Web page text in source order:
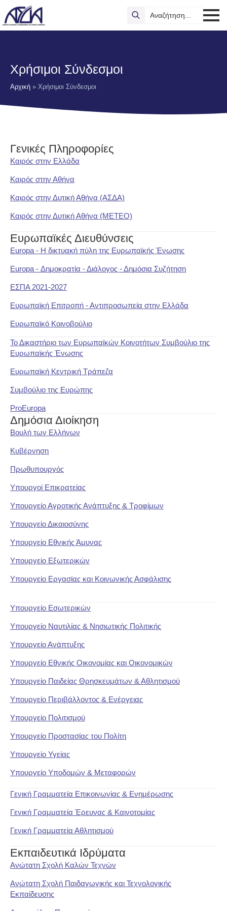
Search
Χρήσιμοι Σύνδεσμοι
Αρχική » Χρήσιμοι Σύνδεσμοι
Γενικές Πληροφορίες
Καιρός στην Ελλάδα
Καιρός στην Αθήνα
Καιρός στην Δυτική Αθήνα (ΑΣΔΑ)
Καιρός στην Δυτική Αθήνα (METEO)
Ευρωπαϊκές Διευθύνσεις
Europa - Η δικτυακή πύλη της Ευρωπαϊκής Ένωσης
Europa - Δημοκρατία - Διάλογος - Δημόσια Συζήτηση
ΕΣΠΑ 2021-2027
Ευρωπαϊκή Επιτροπή - Αντιπροσωπεία στην Ελλάδα
Ευρωπαϊκό Κοινοβούλιο
Το Δικαστήριο των Ευρωπαϊκών Κοινοτήτων Συμβούλιο της
Ευρωπαϊκής Ένωσης
Ευρωπαϊκή Κεντρική Τράπεζα
Συμβούλιο της Ευρώπης
ProEuropa
Δημόσια Διοίκηση
Βουλή των Ελλήνων
Κυβέρνηση
Πρωθυπουργός
Υπουργοί Επικρατείας
Υπουργείο Αγροτικής Ανάπτυξης & Τροφίμων
Υπουργείο Δικαιοσύνης
Υπουργείο Εθνικής Άμυνας
Υπουργείο Εξωτερικών
Υπουργείο Εργασίας και Κοινωνικής Ασφάλισης
Υπουργείο Εσωτερικών
Υπουργείο Ναυτιλίας & Νησιωτικής Πολιτικής
Υπουργείο Ανάπτυξης
Υπουργείο Εθνικής Οικονομίας και Οικονομικών
Υπουργείο Παιδείας Θρησκευμάτων & Αθλητισμού
Υπουργείο Περιβάλλοντος & Ενέργειας
Υπουργείο Πολιτισμού
Υπουργείο Προστασίας του Πολίτη
Υπουργείο Υγείας
Υπουργείο Υποδομών & Μεταφορών
Γενική Γραμματεία Επικοινωνίας & Ενημέρωσης
Γενική Γραμματεία Έρευνας & Καινοτομίας
Γενική Γραμματεία Αθλητισμού
Εκπαιδευτικά Ιδρύματα
Ανώτατη Σχολή Καλών Τεχνών
Ανώτατη Σχολή Παιδαγωγικής και Τεχνολογικής
Εκπαίδευσης